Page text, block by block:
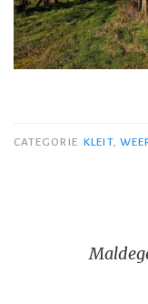
CATEGORIE KLEIT,
navigatie